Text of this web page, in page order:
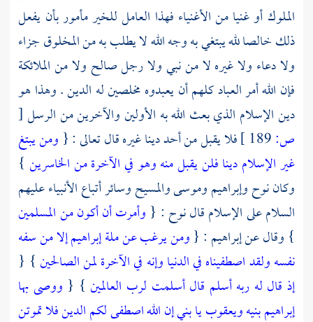
الملوك أو غنيا من الأغنياء فهذا العامل للخير مأمور بأن يفعل
ذلك خالصا لله يبتغي به وجه الله لا يطلب به من المخلوق جزاء
ولا دعاء ولا غيره لا من نبي ولا رجل صالح ولا من الملائكة
فإن الله أمر العباد كلهم أن يعبدوه مخلصين له الدين . وهذا هو
دين الإسلام الذي بعث الله به الأولين والآخرين من الرسل[
ص:
فلا يقبل من أحد دينا غيره قال تعالى : { ومن يبتغ
غير الإسلام دينا فلن يقبل منه وهو في الآخرة من الخاسرين }
وكاننوحوإبراهيموموسىوالمسيحوسائر أتباع الأنبياء عليهم
السلام على الإسلام قالنوح : { وأمرت أن أكون من المسلمين
} وقال عنإبراهيم : {ومن يرغب عن ملة إبراهيم إلا من سفه
نفسه ولقد اصطفيناه في الدنيا وإنه في الآخرة لمن الصالحين} {
إذ قال له ربه أسلم قال أسلمت لرب العالمين } { ووصى بها
إبراهيم بنيه ويعقوب يا بني إن الله اصطفى لكم الدين فلا تموتن